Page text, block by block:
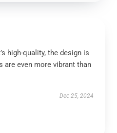
high-quality, the design is
are even more vibrant than
Dec 25, 2024